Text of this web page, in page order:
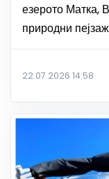
езерото Матка,
природни
22.07.2026 14:58